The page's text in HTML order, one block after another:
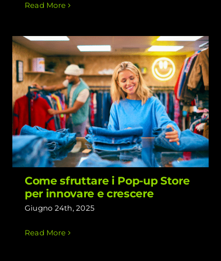
Read More
Come sfruttare i Pop-up Store per
innovare e crescere
Come sfruttare i Pop-up Store
per innovare e crescere
Giugno 24th, 2025
Read More